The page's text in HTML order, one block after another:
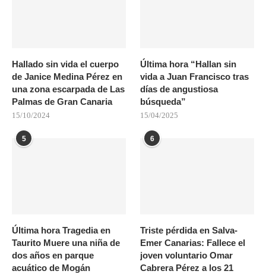
Hallado sin vida el cuerpo
de Janice Medina Pérez en
una zona escarpada de Las
Palmas de Gran Canaria
15/10/2024
Última hora “Hallan sin
vida a Juan Francisco tras
días de angustiosa
búsqueda”
15/04/2025
5
Última hora Tragedia en
Taurito Muere una niña de
dos años en parque
acuático de Mogán
6
Triste pérdida en Salva-
Emer Canarias: Fallece el
joven voluntario Omar
Cabrera Pérez a los 21